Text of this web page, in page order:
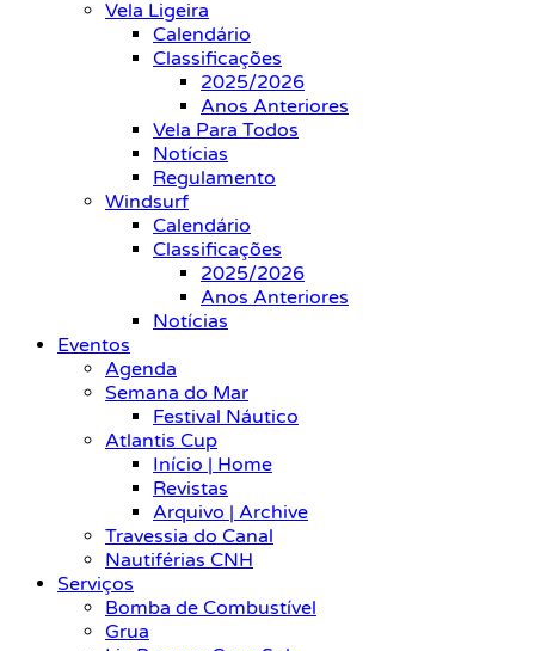
Vela Ligeira
Calendário
Classificações
2025/2026
Anos Anteriores
Vela Para Todos
Notícias
Regulamento
Windsurf
Calendário
Classificações
2025/2026
Anos Anteriores
Notícias
Eventos
Agenda
Semana do Mar
Festival Náutico
Atlantis Cup
Início | Home
Revistas
Arquivo | Archive
Travessia do Canal
Nautiférias CNH
Serviços
Bomba de Combustível
Grua